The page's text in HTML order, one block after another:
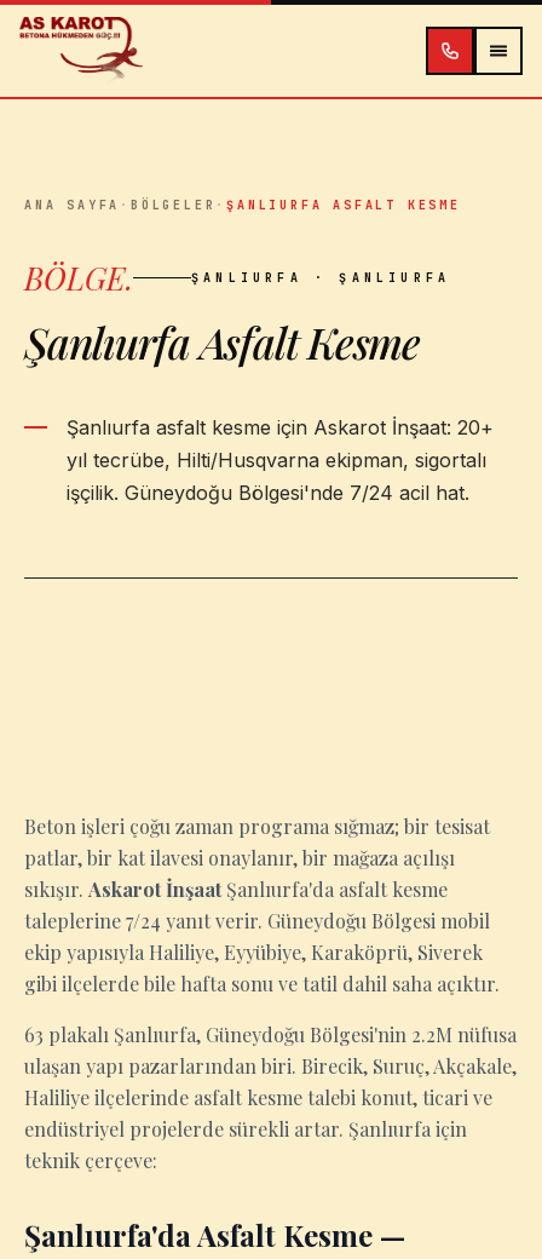
İçeriğe atla
ANA SAYFA ·BÖLGELER ·ŞANLIURFA ASFALT KESME
BÖLGE. ŞANLIURFA · ŞANLIURFA
Şanlıurfa Asfalt Kesme
Şanlıurfa asfalt kesme için Askarot İnşaat: 20+
yıl tecrübe, Hilti/Husqvarna ekipman, sigortalı
işçilik. Güneydoğu Bölgesi'nde 7/24 acil hat.
Beton işleri çoğu zaman programa sığmaz; bir tesisat
patlar, bir kat ilavesi onaylanır, bir mağaza açılışı
sıkışır. Askarot İnşaatŞanlıurfa'da asfalt kesme
taleplerine 7/24 yanıt verir. Güneydoğu Bölgesi mobil
ekip yapısıyla Haliliye, Eyyübiye, Karaköprü, Siverek
gibi ilçelerde bile hafta sonu ve tatil dahil saha açıktır.
63 plakalı Şanlıurfa, Güneydoğu Bölgesi'nin 2.2M nüfusa
ulaşan yapı pazarlarından biri. Birecik, Suruç, Akçakale,
Haliliye ilçelerinde asfalt kesme talebi konut, ticari ve
endüstriyel projelerde sürekli artar. Şanlıurfa için
teknik çerçeve:
Şanlıurfa'da Asfalt Kesme —